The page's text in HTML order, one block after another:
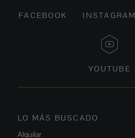
FACEBOOK INSTAGRAM
YOUTUBE
LO MÁS BUSCADO
Alquilar